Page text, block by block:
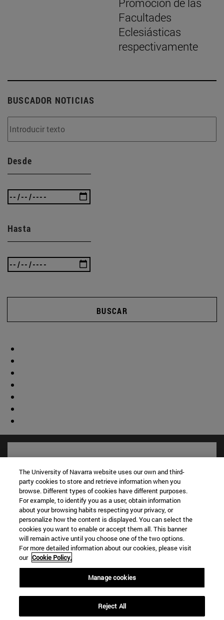
Facultades
Eclesiásticas
respectivamente
BUSCADOR NOTICIAS
Desde
Hasta
BUSCAR
Accesos directos
Biblioteca(abre en nueva ventana)
(abre en nueva ventana)
Aula virtual ADI(abre en nueva ventana)
Búsqueda de personas(abre en nueva ventana)
Trabaja con nosotros(abre en nueva ventana)
The University of Navarra website uses our own and third-
party cookies to store and retrieve information when you
browse. Different types of cookies have different purposes.
For example, to identify you as a user, obtain information
about your browsing habits respecting your privacy, or
personalize how the content is displayed. You can select the
cookies you want to enable or accept them all. This banner
will remain active until you choose one of the two options.
For more detailed information about our cookies, please visit
our Cookie Policy.
Manage cookies
Reject All